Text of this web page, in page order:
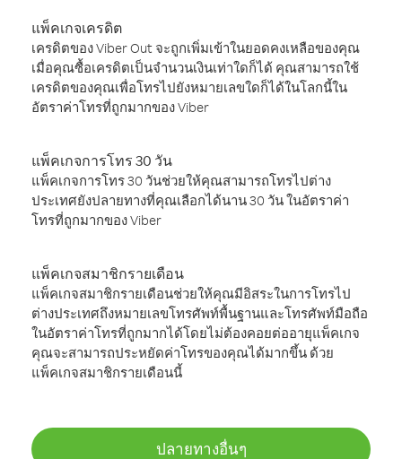
แพ็คเกจเครดิต
เครดิตของ Viber Out จะถูกเพิ่มเข้าในยอดคงเหลือของคุณ
เมื่อคุณซื้อเครดิตเป็นจำนวนเงินเท่าใดก็ได้ คุณสามารถใช้
เครดิตของคุณเพื่อโทรไปยังหมายเลขใดก็ได้ในโลกนี้ใน
อัตราค่าโทรที่ถูกมากของ Viber
แพ็คเกจการโทร 30 วัน
แพ็คเกจการโทร 30 วันช่วยให้คุณสามารถโทรไปต่าง
ประเทศยังปลายทางที่คุณเลือกได้นาน 30 วัน ในอัตราค่า
โทรที่ถูกมากของ Viber
แพ็คเกจสมาชิกรายเดือน
แพ็คเกจสมาชิกรายเดือนช่วยให้คุณมีอิสระในการโทรไป
ต่างประเทศถึงหมายเลขโทรศัพท์พื้นฐานและโทรศัพท์มือถือ
ในอัตราค่าโทรที่ถูกมากได้โดยไม่ต้องคอยต่ออายุแพ็คเกจ
คุณจะสามารถประหยัดค่าโทรของคุณได้มากขึ้น ด้วย
แพ็คเกจสมาชิกรายเดือนนี้
ปลายทางอื่นๆ